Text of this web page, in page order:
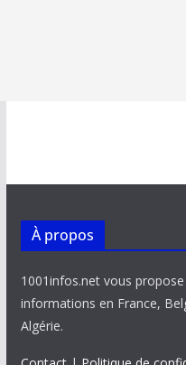
À propos
1001infos.net vous propose
informations en France,
Algérie.